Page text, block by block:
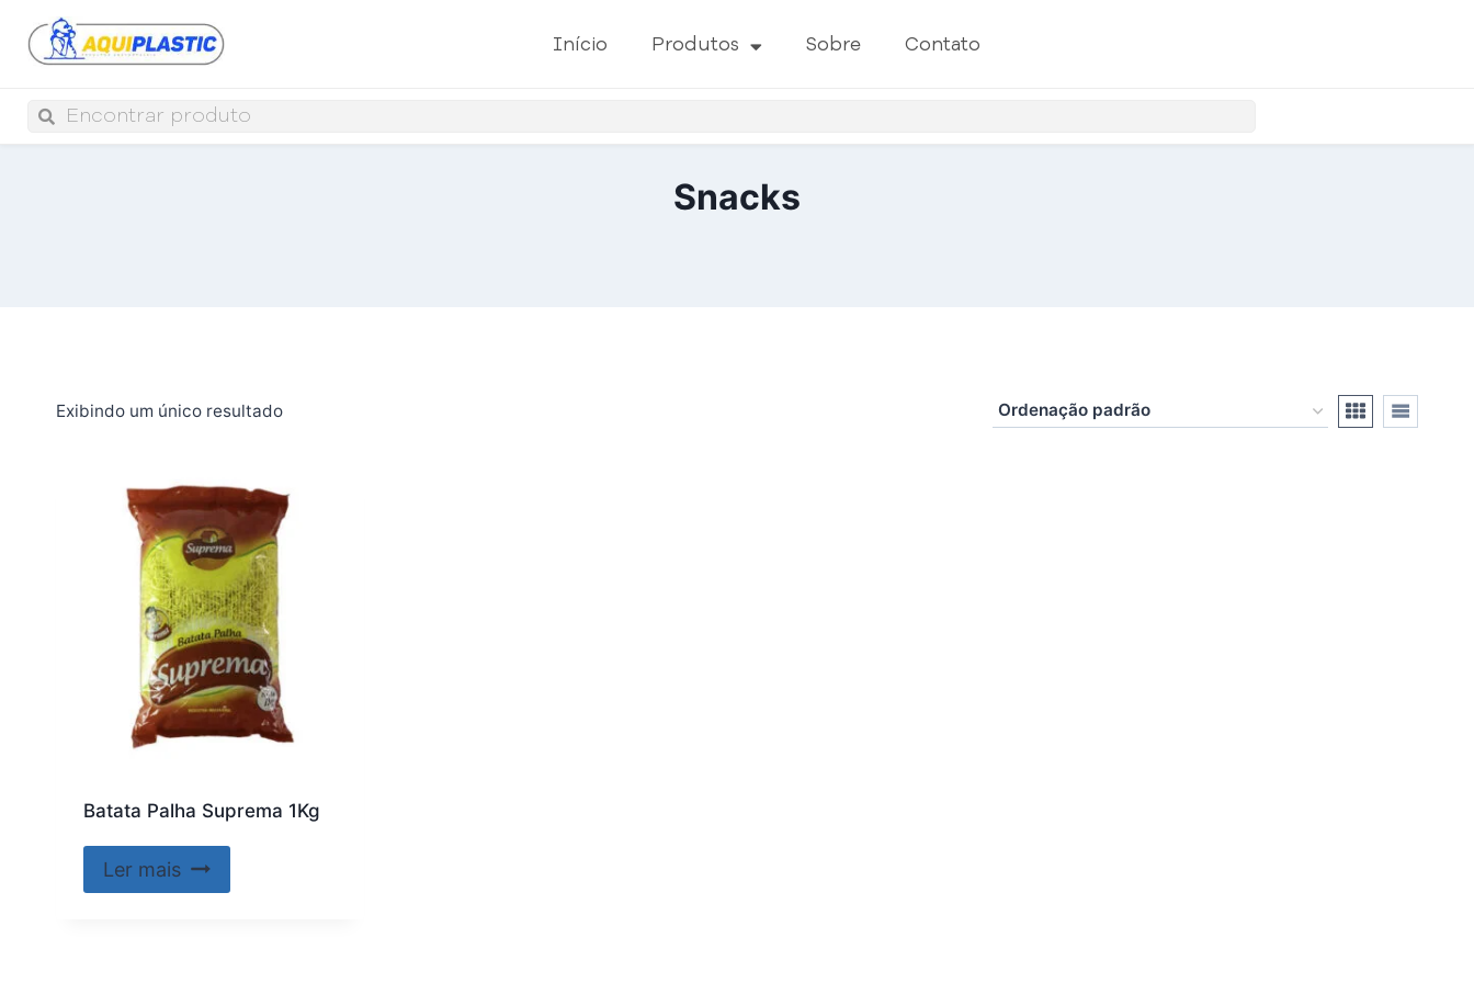
Início Produtos Sobre Contato
Snacks
Exibindo um único resultado
Batata Palha Suprema 1Kg
Ler mais